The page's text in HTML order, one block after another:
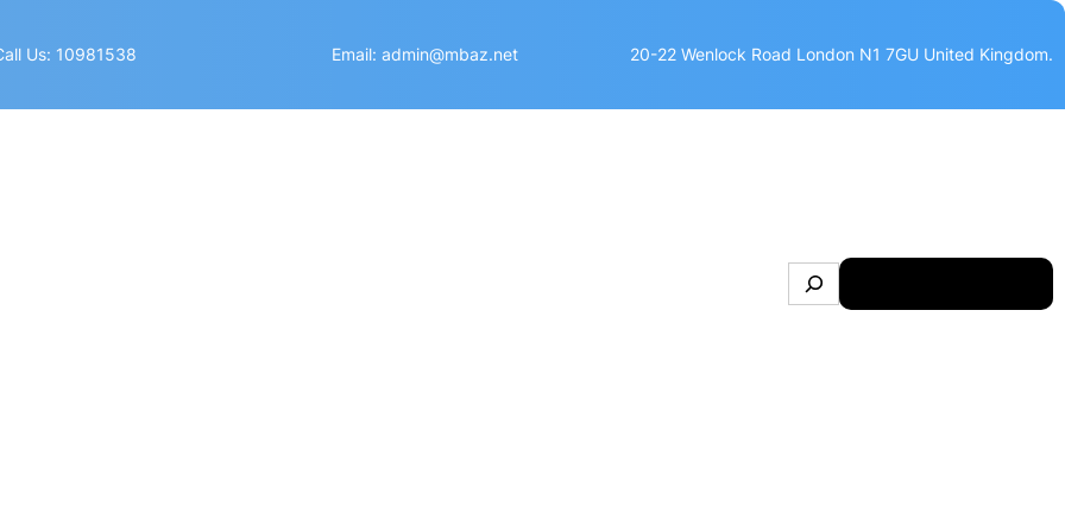
Us: 10981538 Email: admin@mbaz.net 20-22 Wenlock Road London N1 7GU United Kingdom.
e